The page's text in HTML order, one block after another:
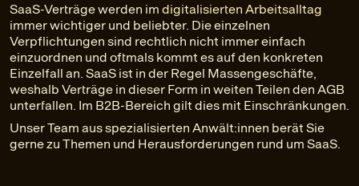
SaaS-Verträge werden im digitalisierten Arbeitsalltag
immer wichtiger und beliebter. Die einzelnen
Verpflichtungen sind rechtlich nicht immer einfach
einzuordnen und oftmals kommt es auf den konkreten
Einzelfall an. SaaS ist in der Regel Massengeschäfte,
weshalb Verträge in dieser Form in weiten Teilen den AGB
unterfallen. Im B2B-Bereich gilt dies mit Einschränkungen.
Unser Team aus spezialisierten Anwält:innen berät Sie
gerne zu Themen und Herausforderungen rund um SaaS.